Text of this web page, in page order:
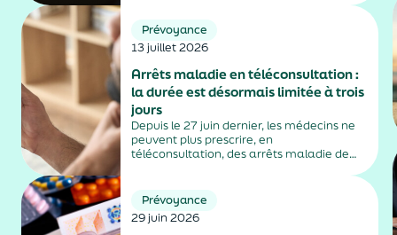
Prévoyance
13 juillet 2026
Arrêts maladie en téléconsultation :
la durée est désormais limitée à trois
jours
Depuis le 27 juin dernier, les médecins ne
peuvent plus prescrire, en
téléconsultation, des arrêts maladie de
sociales et fiscales, s'inscrit dans un
durcissement plus...
Prévoyance
29 juin 2026